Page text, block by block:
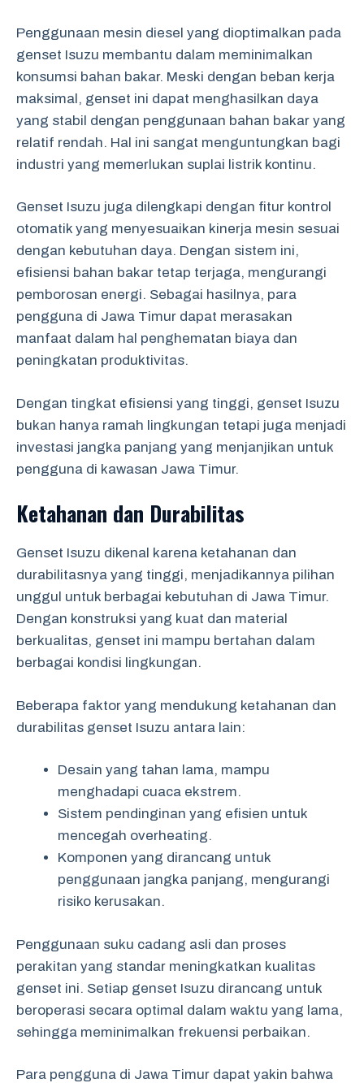
Penggunaan mesin diesel yang dioptimalkan pada
genset Isuzu membantu dalam meminimalkan
konsumsi bahan bakar. Meski dengan beban kerja
maksimal, genset ini dapat menghasilkan daya
yang stabil dengan penggunaan bahan bakar yang
relatif rendah. Hal ini sangat menguntungkan bagi
industri yang memerlukan suplai listrik kontinu.
Genset Isuzu juga dilengkapi dengan fitur kontrol
otomatik yang menyesuaikan kinerja mesin sesuai
dengan kebutuhan daya. Dengan sistem ini,
efisiensi bahan bakar tetap terjaga, mengurangi
pemborosan energi. Sebagai hasilnya, para
pengguna di Jawa Timur dapat merasakan
manfaat dalam hal penghematan biaya dan
peningkatan produktivitas.
Dengan tingkat efisiensi yang tinggi, genset Isuzu
bukan hanya ramah lingkungan tetapi juga menjadi
investasi jangka panjang yang menjanjikan untuk
pengguna di kawasan Jawa Timur.
Ketahanan dan Durabilitas
Genset Isuzu dikenal karena ketahanan dan
durabilitasnya yang tinggi, menjadikannya pilihan
unggul untuk berbagai kebutuhan di Jawa Timur.
Dengan konstruksi yang kuat dan material
berkualitas, genset ini mampu bertahan dalam
berbagai kondisi lingkungan.
Beberapa faktor yang mendukung ketahanan dan
durabilitas genset Isuzu antara lain:
Desain yang tahan lama, mampu
menghadapi cuaca ekstrem.
Sistem pendinginan yang efisien untuk
mencegah overheating.
Komponen yang dirancang untuk
penggunaan jangka panjang, mengurangi
risiko kerusakan.
Penggunaan suku cadang asli dan proses
perakitan yang standar meningkatkan kualitas
genset ini. Setiap genset Isuzu dirancang untuk
beroperasi secara optimal dalam waktu yang lama,
sehingga meminimalkan frekuensi perbaikan.
Para pengguna di Jawa Timur dapat yakin bahwa